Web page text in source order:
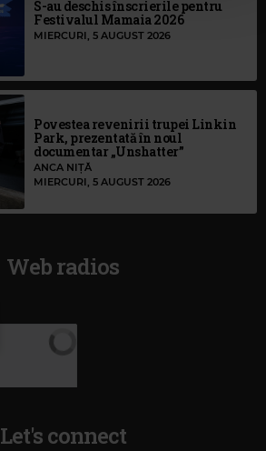
S-au deschis înscrierile pentru
Festivalul Mamaia 2026
MIERCURI, 5 AUGUST 2026
Povestea revenirii trupei Linkin
Park, prezentată în noul
documentar „Unshatter”
ANCA NIȚĂ
MIERCURI, 5 AUGUST 2026
Web radios
Let's connect